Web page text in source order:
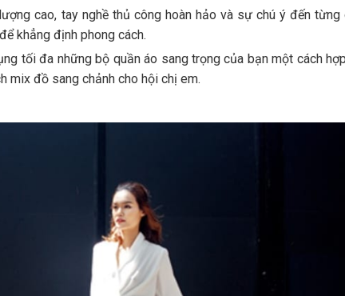
cao, tay nghề thủ công hoàn hảo và sự chú ý đến từng
khẳng định phong cách.
tối đa những bộ quần áo sang trọng của bạn một cách
mix đồ sang chảnh cho hội chị em.